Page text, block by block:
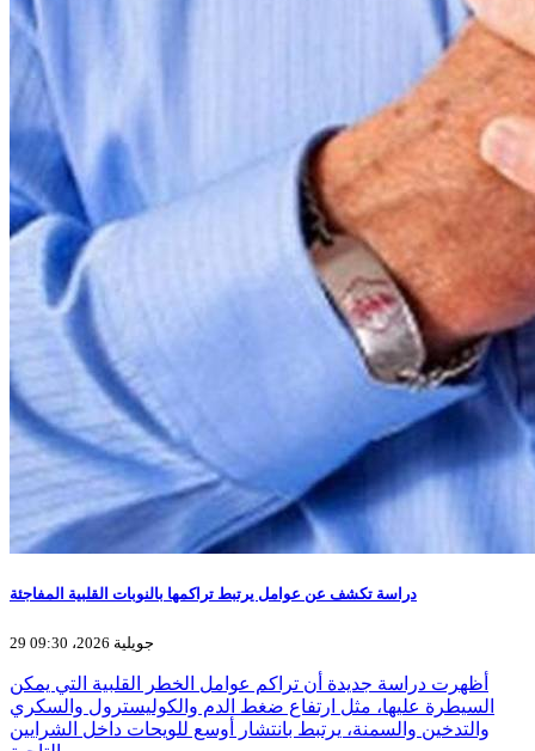
دراسة تكشف عن عوامل يرتبط تراكمها بالنوبات القلبية المفاجئة
29 جويلية 2026، 09:30
أظهرت دراسة جديدة أن تراكم عوامل الخطر القلبية التي يمكن
السيطرة عليها، مثل ارتفاع ضغط الدم والكوليسترول والسكري
والتدخين والسمنة، يرتبط بانتشار أوسع للويحات داخل الشرايين